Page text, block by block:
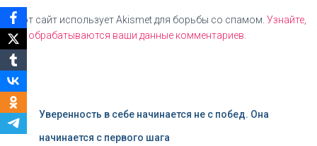
Этот сайт использует Akismet для борьбы со спамом. Узнайте,
как обрабатываются ваши данные комментариев
Уверенность в себе начинается не с побед. Она
начинается с первого шага